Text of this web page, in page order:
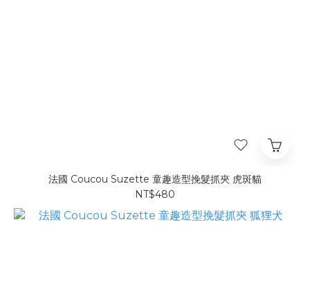
法國 Coucou Suzette 童趣造型挽髮抓夾 虎斑貓
NT$480